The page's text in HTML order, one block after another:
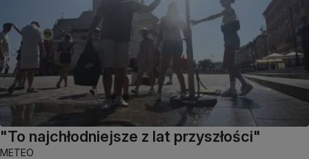
"To najchłodniejsze z lat przyszłości"
METEO